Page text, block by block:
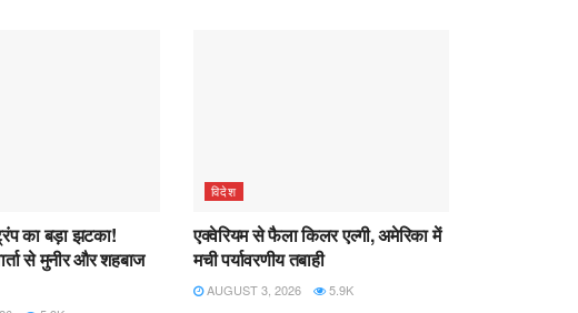
का बड़ा झटका!
से मुनीर और शहबाज
विदेश
एक्वेरियम से फैला किलर एल्गी, अमेरिका में
मची पर्यावरणीय तबाही
AUGUST 3, 2026 5.9K